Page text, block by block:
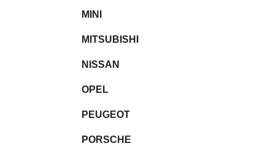
MINI
MITSUBISHI
NISSAN
OPEL
PEUGEOT
PORSCHE